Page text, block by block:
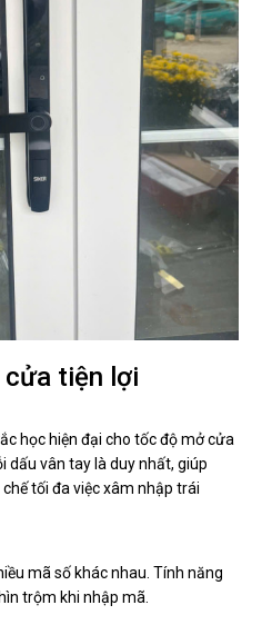
cửa tiện lợi
học hiện đại cho tốc độ mở cửa
dấu vân tay là duy nhất, giúp
tối đa việc xâm nhập trái
mã số khác nhau. Tính năng
trộm khi nhập mã.